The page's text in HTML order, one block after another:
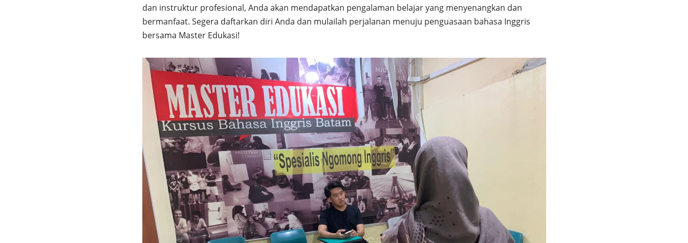
dan instruktur profesional, Anda akan mendapatkan pengalaman belajar yang menyenangkan dan
bermanfaat. Segera daftarkan diri Anda dan mulailah perjalanan menuju penguasaan bahasa Inggris
bersama Master Edukasi!